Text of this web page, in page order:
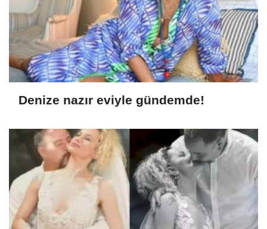
Denize nazır eviyle gündemde!